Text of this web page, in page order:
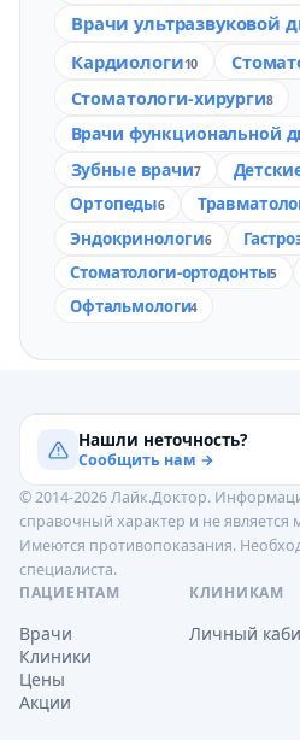
Врачи ультразвуковой
Кардиологи10
Стоматологи-хирурги8
Врачи функциональной
Зубные врачи7
Ортопеды6
Эндокринологи6
Стоматологи-ортодонты5
Офтальмологи4
Нашли неточность?
Сообщить нам →
© 2014-2026 Лайк.Доктор.
справочный характер и не является
Имеются противопоказания.
специалиста.
ПАЦИЕНТАМ
Врачи
Клиники
Цены
Акции
КЛИНИКАМ
Личный